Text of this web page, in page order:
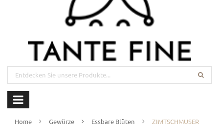
Home Gewürze Essbare Blüten ZIMTSCHMUSER